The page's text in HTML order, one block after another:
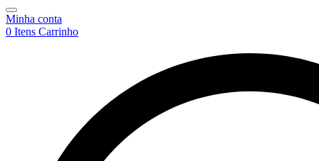
Minha conta
0 Itens Carrinho